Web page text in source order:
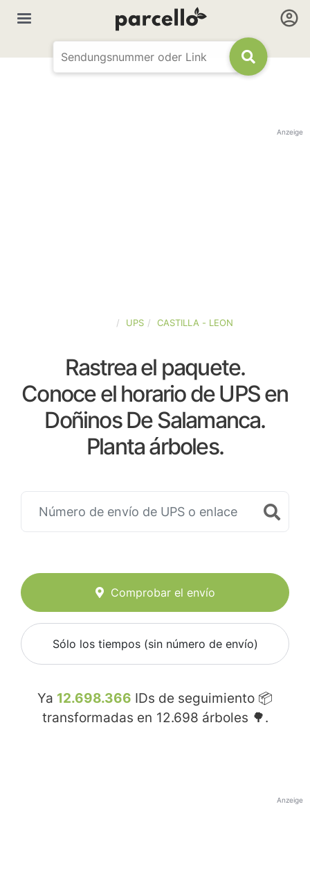
Anzeige
UPS CASTILLA - LEON
Rastrea el paquete.
Conoce el horario de UPS en
Doñinos De Salamanca.
Planta árboles.
Comprobar el envío
Sólo los tiempos (sin número de envío)
Ya 12.698.366 IDs de seguimiento 📦
transformadas en 12.698 árboles 🌳.
Anzeige